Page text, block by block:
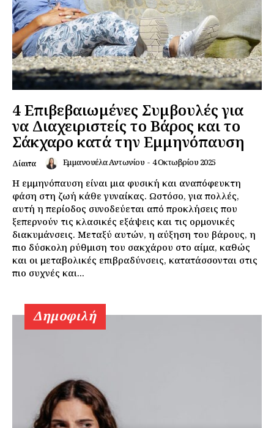
4 Επιβεβαιωμένες Συμβουλές για
να Διαχειριστείς το Βάρος και το
Σάκχαρο κατά την Εμμηνόπαυση
Δίαιτα Εμμανουέλα Αντωνίου - 4 Οκτωβρίου 2025
Η εμμηνόπαυση είναι μια φυσική και αναπόφευκτη
φάση στη ζωή κάθε γυναίκας. Ωστόσο, για πολλές,
αυτή η περίοδος συνοδεύεται από προκλήσεις που
ξεπερνούν τις κλασικές εξάψεις και τις ορμονικές
διακυμάνσεις. Μεταξύ αυτών, η αύξηση του βάρους, η
πιο δύσκολη ρύθμιση του σακχάρου στο αίμα, καθώς
και οι μεταβολικές επιβραδύνσεις, κατατάσσονται στις
πιο συχνές και...
Δημοφιλή